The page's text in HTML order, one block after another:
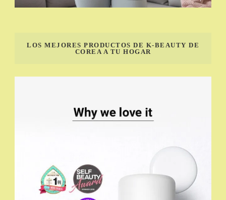
LOS MEJORES PRODUCTOS DE K-BEAUTY DE
COREA A TU HOGAR